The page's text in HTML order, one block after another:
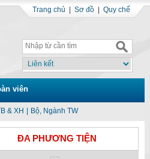
Trang chủ Sơ đồ Quy chế
viên
& XH Bộ, Ngành TW
ĐA PHƯƠNG TIỆN